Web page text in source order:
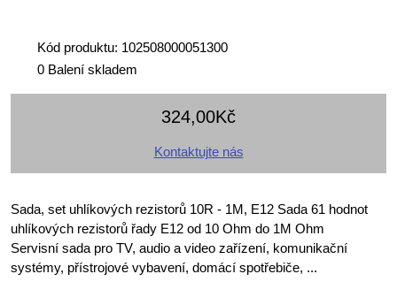
Kód produktu: 102508000051300
0 Balení skladem
324,00Kč
Kontaktujte nás
Sada, set uhlíkových rezistorů 10R - 1M, E12 Sada 61 hodnot
uhlíkových rezistorů řady E12 od 10 Ohm do 1M Ohm
Servisní sada pro TV, audio a video zařízení, komunikační
systémy, přístrojové vybavení, domácí spotřebiče, ...